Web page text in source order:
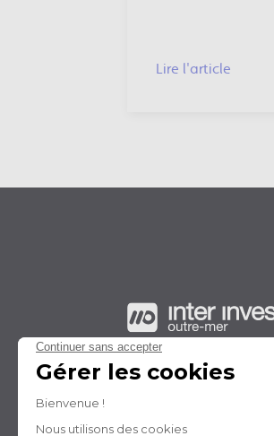
Lire l'article